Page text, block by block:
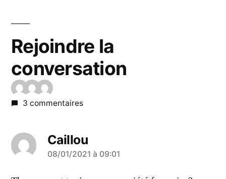
Rejoindre la
conversation
3 commentaires
Caillou
a
dit :
08/01/2021 à 09:01